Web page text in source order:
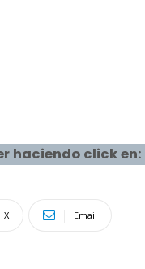
haciendo click en:
X Email